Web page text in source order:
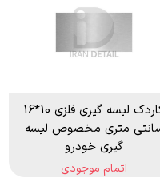
کاردک لیسه گیری فلزی 10*16
متری مخصوص لیسه
گیری خودرو
اتمام موجودی